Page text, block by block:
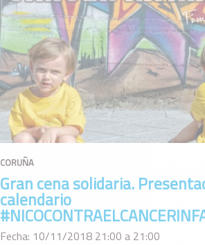
CORUÑA
Gran cena solidaria.
calendario
Fecha: 10/11/2018 21:00 a 21:00